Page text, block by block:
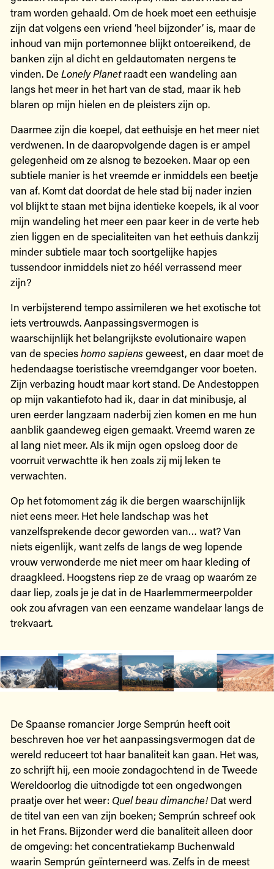
tram worden gehaald. Om de hoek moet een eethuisje
zijn dat volgens een vriend ‘heel bijzonder’ is, maar de
inhoud van mijn portemonnee blijkt ontoereikend, de
banken zijn al dicht en geldautomaten nergens te
vinden. DeLonely Planetraadt een wandeling aan
langs het meer in het hart van de stad, maar ik heb
blaren op mijn hielen en de pleisters zijn op.
Daarmee zijn die koepel, dat eethuisje en het meer niet
verdwenen. In de daaropvolgende dagen is er ampel
gelegenheid om ze alsnog te bezoeken. Maar op een
subtiele manier is het vreemde er inmiddels een beetje
van af. Komt dat doordat de hele stad bij nader inzien
vol blijkt te staan met bijna identieke koepels, ik al voor
mijn wandeling het meer een paar keer in de verte heb
zien liggen en de specialiteiten van het eethuis dankzij
minder subtiele maar toch soortgelijke hapjes
tussendoor inmiddels niet zo héél verrassend meer
zijn?
In verbijsterend tempo assimileren we het exotische tot
iets vertrouwds. Aanpassingsvermogen is
waarschijnlijk het belangrijkste evolutionaire wapen
van de specieshomo sapiens geweest, en daar moet de
hedendaagse toeristische vreemdganger voor boeten.
Zijn verbazing houdt maar kort stand. De Andestoppen
op mijn vakantiefoto had ik, daar in dat minibusje, al
uren eerder langzaam naderbij zien komen en me hun
aanblik gaandeweg eigen gemaakt. Vreemd waren ze
al lang niet meer. Als ik mijn ogen opsloeg door de
voorruit verwachtte ik hen zoals zij mij leken te
verwachten.
Op het fotomoment zág ik die bergen waarschijnlijk
niet eens meer. Het hele landschap was het
vanzelfsprekende decor geworden van… wat? Van
niets eigenlijk, want zelfs de langs de weg lopende
vrouw verwonderde me niet meer om haar kleding of
draagkleed. Hoogstens riep ze de vraag op waaróm ze
daar liep, zoals je je dat in de Haarlemmermeerpolder
ook zou afvragen van een eenzame wandelaar langs de
trekvaart.
De Spaanse romancier Jorge Semprún heeft ooit
beschreven hoe ver het aanpassingsvermogen dat de
wereld reduceert tot haar banaliteit kan gaan. Het was,
zo schrijft hij, een mooie zondagochtend in de Tweede
Wereldoorlog die uitnodigde tot een ongedwongen
praatje over het weer: Quel beau dimanche!Dat werd
de titel van een van zijn boeken; Semprún schreef ook
in het Frans. Bijzonder werd die banaliteit alleen door
de omgeving: het concentratiekamp Buchenwald
waarin Semprún geïnterneerd was. Zelfs in de meest